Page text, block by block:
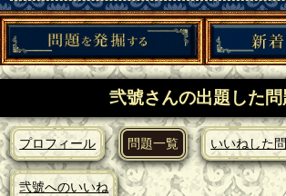
弐號さんの出題した問
プロフィール 問題一覧 いいねした
弐號へのいいね